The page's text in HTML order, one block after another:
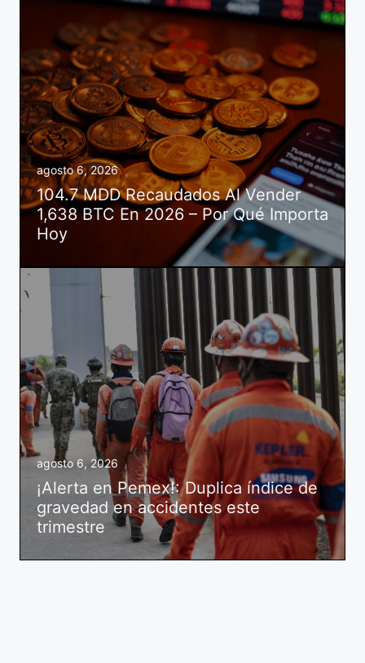
agosto 6, 2026
104.7 MDD Recaudados Al Vender
1,638 BTC En 2026 – Por Qué Importa
Hoy
agosto 6, 2026
¡Alerta en Pemex!: Duplica índice de
gravedad en accidentes este
trimestre